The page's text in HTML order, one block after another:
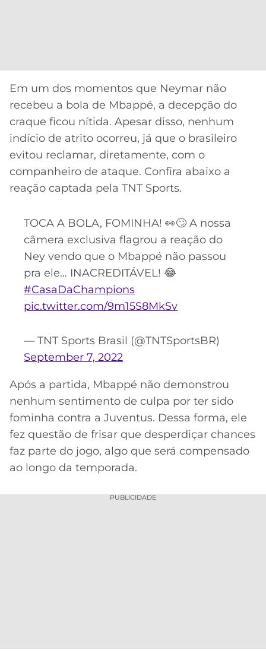
Em um dos momentos que Neymar não
recebeu a bola de Mbappé, a decepção do
craque ficou nítida. Apesar disso, nenhum
indício de atrito ocorreu, já que o brasileiro
evitou reclamar, diretamente, com o
companheiro de ataque. Confira abaixo a
reação captada pela TNT Sports.
TOCA A BOLA, FOMINHA! 👀🙄 A nossa
câmera exclusiva flagrou a reação do
Ney vendo que o Mbappé não passou
pra ele… INACREDITÁVEL! 😂
#CasaDaChampions
pic.twitter.com/9m15S8MkSv
— TNT Sports Brasil (@TNTSportsBR)
September 7, 2022
Após a partida, Mbappé não demonstrou
nenhum sentimento de culpa por ter sido
fominha contra a Juventus. Dessa forma, ele
fez questão de frisar que desperdiçar chances
faz parte do jogo, algo que será compensado
ao longo da temporada.
PUBLICIDADE